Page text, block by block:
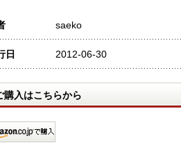
saeko
日 2012-06-30
購入はこちらから